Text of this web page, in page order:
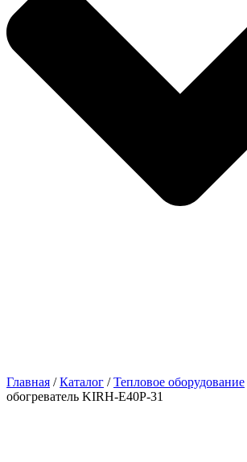
Главная /Каталог /Тепловое оборудование
обогреватель KIRH-E40P-31